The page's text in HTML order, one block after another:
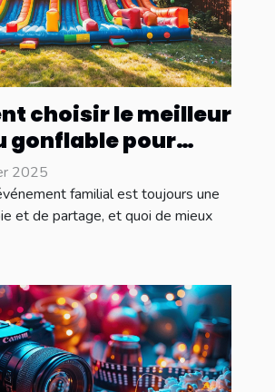
choisir le meilleur
gonflable pour
familial
2025
familial est toujours une
et de partage, et quoi de mieux